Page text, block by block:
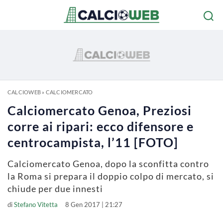
CALCIOWEB» CALCIOMERCATO
Calciomercato Genoa, Preziosi
corre ai ripari: ecco difensore e
centrocampista, l’11 [FOTO]
Calciomercato Genoa, dopo la sconfitta contro
la Roma si prepara il doppio colpo di mercato, si
chiude per due innesti
diStefano Vitetta 8 Gen 2017 | 21:27